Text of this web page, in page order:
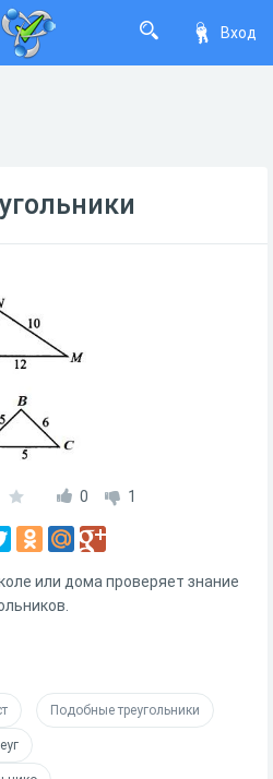
Вход
0 1
или дома проверяет знание
Подобные треугольники